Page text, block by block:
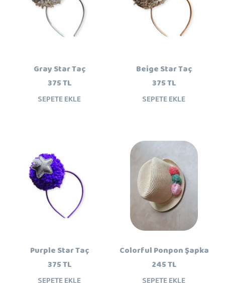
Gray Star Taç
375 TL
SEPETE EKLE
Beige Star Taç
375 TL
SEPETE EKLE
Purple Star Taç
375 TL
Colorful Ponpon Şapka
245 TL